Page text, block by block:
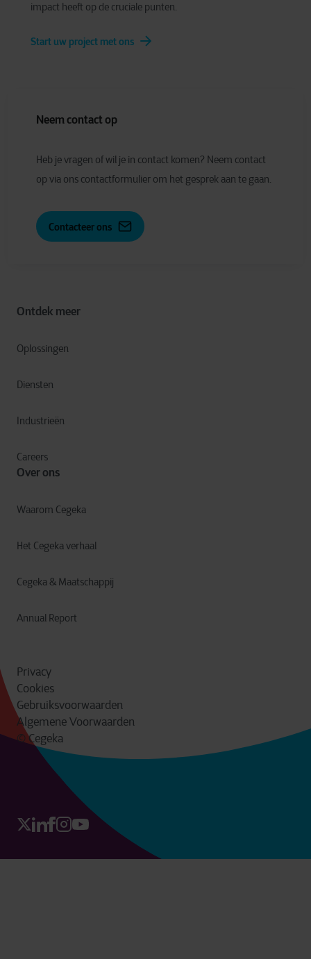
impact heeft op de cruciale punten.
Start uw project met ons
Ontdek meer
Oplossingen
Diensten
Industrieën
Careers
Over ons
Waarom Cegeka
Het Cegeka verhaal
Cegeka & Maatschappij
Annual Report
Neem contact op
Heb je vragen of wil je in contact komen? Neem contact
op via ons contactformulier om het gesprek aan te gaan.
Contacteer ons
Privacy
Cookies
Gebruiksvoorwaarden
Algemene Voorwaarden
© Cegeka